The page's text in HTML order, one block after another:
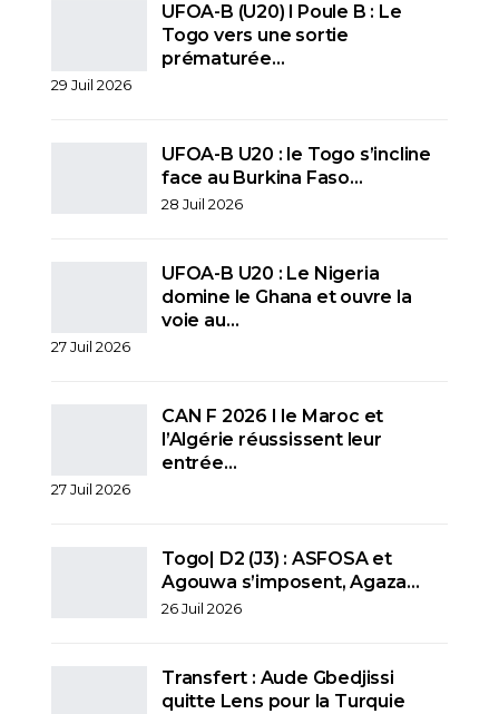
UFOA-B (U20) l Poule B : Le
Togo vers une sortie
prématurée…
29 Juil 2026
UFOA-B U20 : le Togo s’incline
face au Burkina Faso…
28 Juil 2026
UFOA-B U20 : Le Nigeria
domine le Ghana et ouvre la
voie au…
27 Juil 2026
CAN F 2026 I le Maroc et
l’Algérie réussissent leur
entrée…
27 Juil 2026
Togo| D2 (J3) : ASFOSA et
Agouwa s’imposent, Agaza…
26 Juil 2026
Transfert : Aude Gbedjissi
quitte Lens pour la Turquie